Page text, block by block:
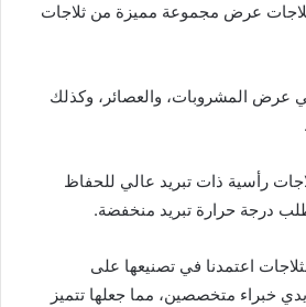
عرض مجموعة مميزة من ثلاجات
عرض المشروبات، والعصائر، وكذلك
رأسية ذات تبريد عالي للحفاظ
درجة حرارة تبريد منخفضة.
اعتمدنا في تصنيعها على
خبراء متخصصين، مما جعلها تتميز